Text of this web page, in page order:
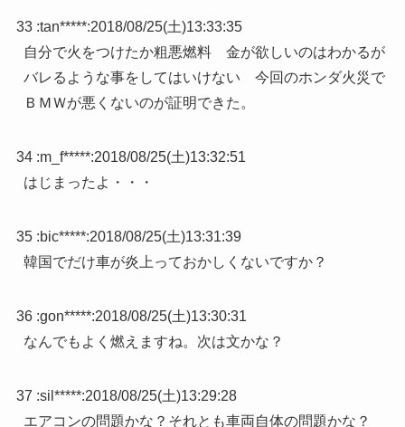
33 :tan*****:2018/08/25(土)13:33:35
自分で火をつけたか粗悪燃料 金が欲しいのはわかるが
バレるような事をしてはいけない 今回のホンダ火災で
ＢＭＷが悪くないのが証明できた。
34 :m_f*****:2018/08/25(土)13:32:51
はじまったよ・・・
35 :bic*****:2018/08/25(土)13:31:39
韓国でだけ車が炎上っておかしくないですか？
36 :gon*****:2018/08/25(土)13:30:31
なんでもよく燃えますね。次は文かな？
37 :sil*****:2018/08/25(土)13:29:28
エアコンの問題かな？それとも車両自体の問題かな？